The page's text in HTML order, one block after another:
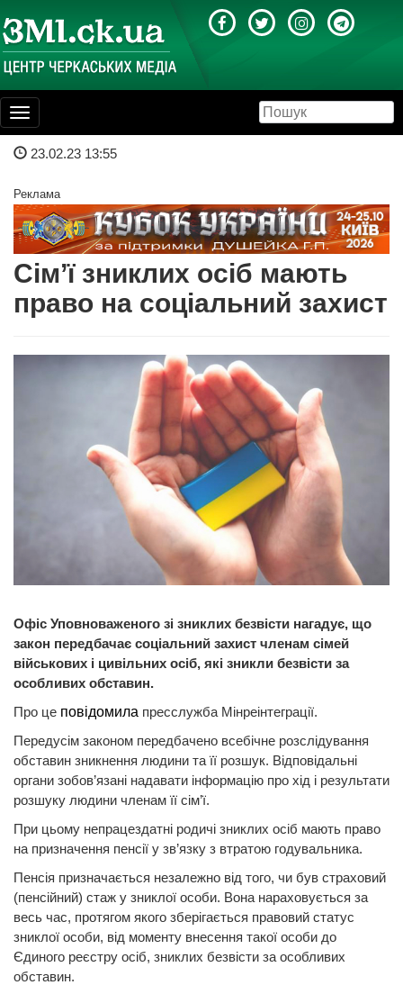
Toggle
navigation
23.02.23 13:55
Реклама
Сім’ї зниклих осіб мають
право на соціальний захист
Офіс Уповноваженого зі зниклих безвісти нагадує, що
закон передбачає соціальний захист членам сімей
військових і цивільних осіб, які зникли безвісти за
особливих обставин.
Про це повідомила пресслужба Мінреінтеграції.
Передусім законом передбачено всебічне розслідування
обставин зникнення людини та її розшук. Відповідальні
органи зобов’язані надавати інформацію про хід і результати
розшуку людини членам її сім’ї.
При цьому непрацездатні родичі зниклих осіб мають право
на призначення пенсії у зв’язку з втратою годувальника.
Пенсія призначається незалежно від того, чи був страховий
(пенсійний) стаж у зниклої особи. Вона нараховується за
весь час, протягом якого зберігається правовий статус
зниклої особи, від моменту внесення такої особи до
Єдиного реєстру осіб, зниклих безвісти за особливих
обставин.